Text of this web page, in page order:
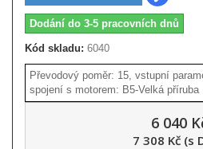
Dodání do 3-5 pracovních dnů
Kód skladu: 6040
Převodový poměr: 15, vstupní
spojení s motorem: B5-Velká příruba
6 040
7 308 Kč (s